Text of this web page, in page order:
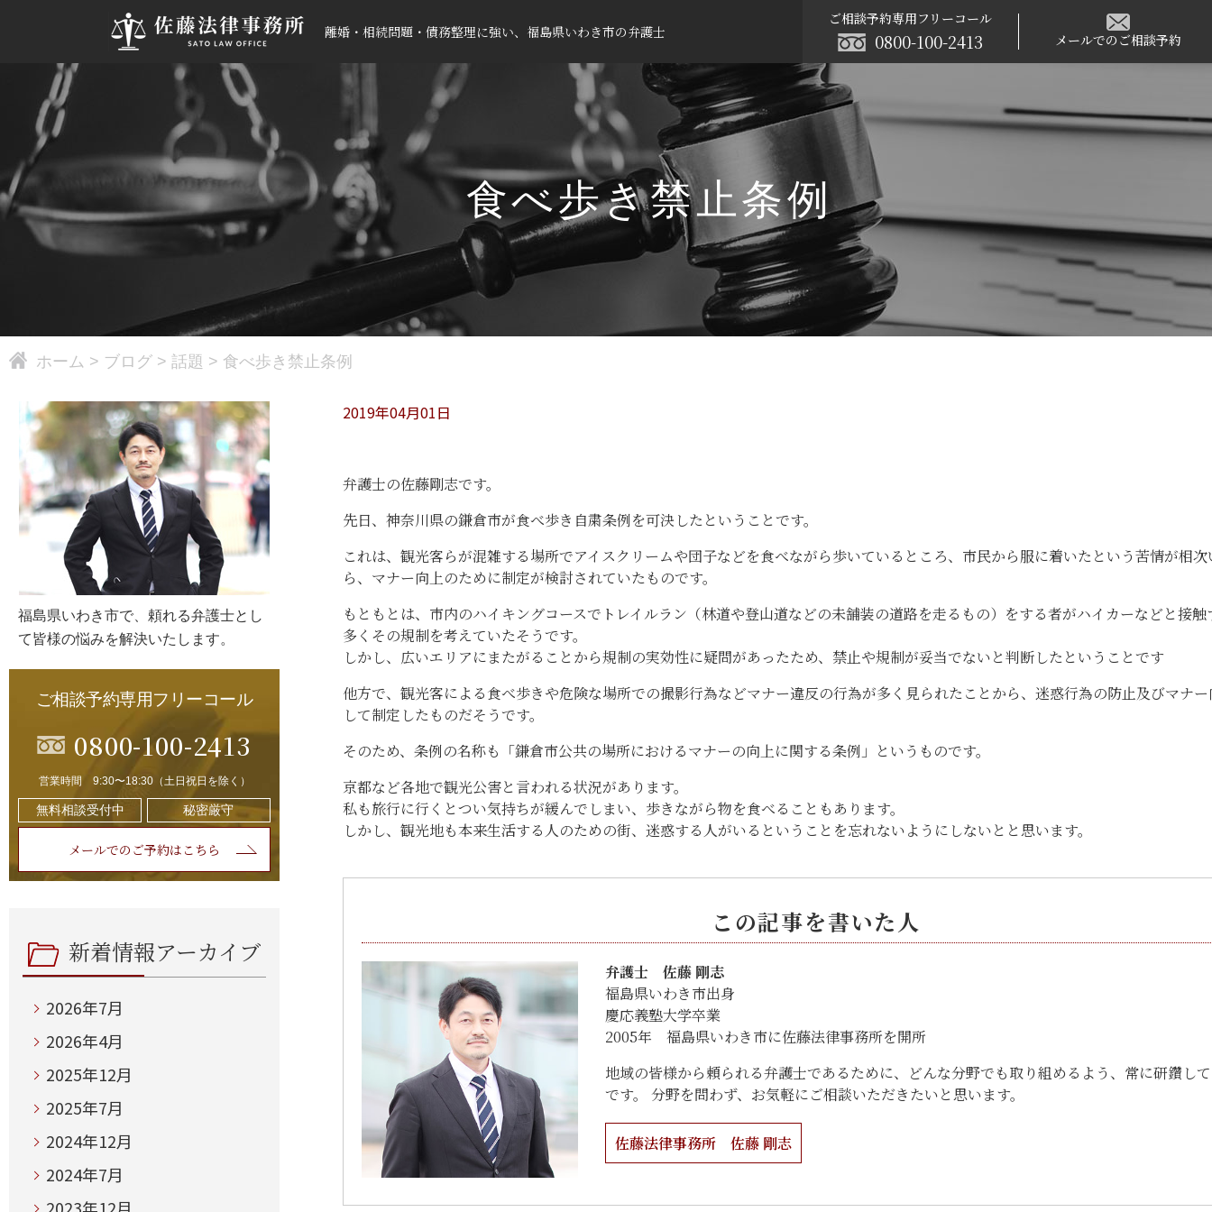
離婚・相続問題・債務整理に強い、福島県いわき市の弁護士
ご相談予約専用フリーコール
0800-100-2413 メールでのご相談予約
食べ歩き禁止条例
ホーム > ブログ > 話題 > 食べ歩き禁止条例
福島県いわき市で、頼れる弁護士とし
て皆様の悩みを解決いたします。
ご相談予約専用フリーコール
0800-100-2413
営業時間 9:30〜18:30（土日祝日を除く）
無料相談受付中 秘密厳守
メールでのご予約はこちら
新着情報アーカイブ
2026年7月
2026年4月
2025年12月
2025年7月
2024年12月
2024年7月
2019年04月01日
弁護士の佐藤剛志です。
先日、神奈川県の鎌倉市が食べ歩き自粛条例を可決したということです。
これは、観光客らが混雑する場所でアイスクリームや団子などを食べながら歩いているところ、市民から服に着いたという苦情が相
ら、マナー向上のために制定が検討されていたものです。
もともとは、市内のハイキングコースでトレイルラン（林道や登山道などの未舗装の道路を走るもの）をする者がハイカーなどと接触
多くその規制を考えていたそうです。
しかし、広いエリアにまたがることから規制の実効性に疑問があったため、禁止や規制が妥当でないと判断したということです
他方で、観光客による食べ歩きや危険な場所での撮影行為などマナー違反の行為が多く見られたことから、迷惑行為の防止及びマナ
して制定したものだそうです。
そのため、条例の名称も「鎌倉市公共の場所におけるマナーの向上に関する条例」というものです。
京都など各地で観光公害と言われる状況があります。
私も旅行に行くとつい気持ちが緩んでしまい、歩きながら物を食べることもあります。
しかし、観光地も本来生活する人のための街、迷惑する人がいるということを忘れないようにしないとと思います。
この記事を書いた人
弁護士 佐藤 剛志
福島県いわき市出身
慶応義塾大学卒業
2005年 福島県いわき市に佐藤法律事務所を開所
地域の皆様から頼られる弁護士であるために、どんな分野でも取り組めるよう、常に研鑽し
です。 分野を問わず、お気軽にご相談いただきたいと思います。
佐藤法律事務所 佐藤 剛志